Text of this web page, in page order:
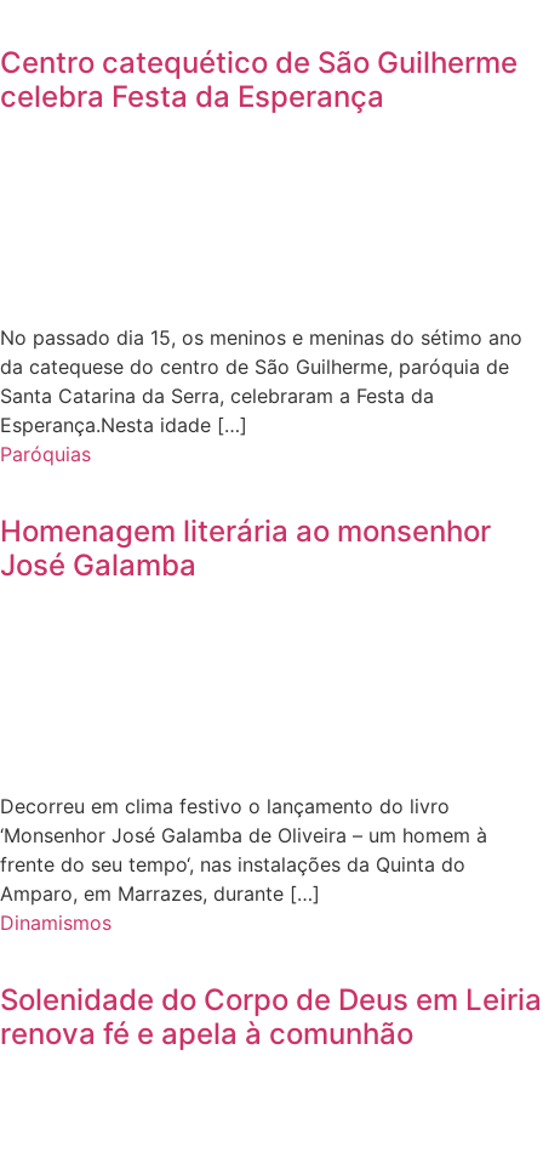
Centro catequético de São Guilherme
celebra Festa da Esperança
No passado dia 15, os meninos e meninas do sétimo ano
da catequese do centro de São Guilherme, paróquia de
Santa Catarina da Serra, celebraram a Festa da
Esperança.Nesta idade […]
Paróquias
Homenagem literária ao monsenhor
José Galamba
Decorreu em clima festivo o lançamento do livro
‘Monsenhor José Galamba de Oliveira – um homem à
frente do seu tempo‘, nas instalações da Quinta do
Amparo, em Marrazes, durante […]
Dinamismos
Solenidade do Corpo de Deus em Leiria
renova fé e apela à comunhão